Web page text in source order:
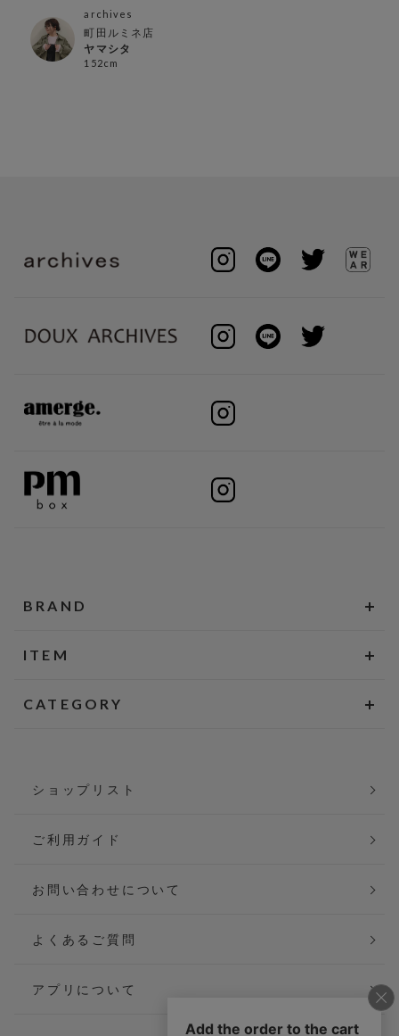
archives
町田ルミネ店
ヤマシタ
152cm
BRAND
ITEM
CATEGORY
ショップリスト
ご利用ガイド
お問い合わせについて
よくあるご質問
アプリについて